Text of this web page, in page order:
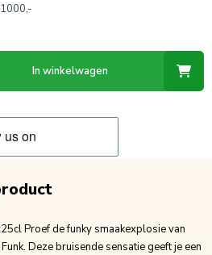
In winkelwagen
Proef de funky smaakexplosie van
Deze bruisende sensatie geeft je een